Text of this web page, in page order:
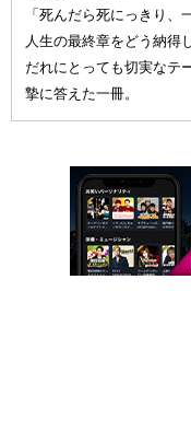
「死んだら死にっきり、
人生の最終章をどう納得
だれにとっても切実なテ
摯に答えた一冊。